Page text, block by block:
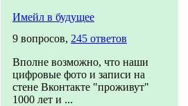
Имейл в будущее
9 вопросов, 245 ответов
Вполне возможно, что наши
цифровые фото и записи на
стене Вконтакте "проживут"
1000 лет и ...